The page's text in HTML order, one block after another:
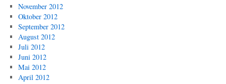
November 2012
Oktober 2012
September 2012
August 2012
Juli 2012
Juni 2012
Mai 2012
April 2012